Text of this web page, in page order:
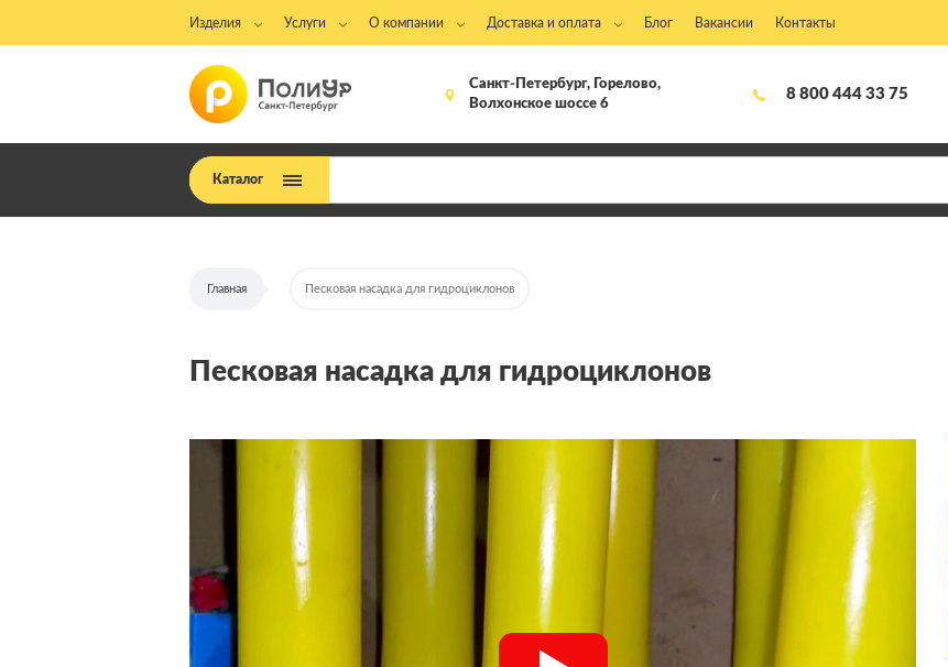
Изделия Услуги О компании Доставка и оплата Блог Вакансии Контакты
Санкт-Петербург, Горелово,
Волхонское шоссе 6
8 800 444 33 75
Каталог
Главная Песковая насадка для гидроциклонов
Песковая насадка для гидроциклонов